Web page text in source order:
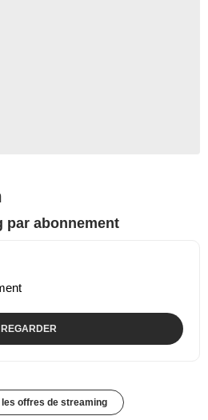
par abonnement
REGARDER
offres de streaming